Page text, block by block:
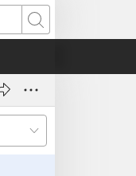
Pesquisar